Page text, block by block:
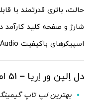
شارژ و صفحه کلید کارآمد
اسپیکرهای باکیفیت MaxxAudio در اختیارتان می‌گذارد.
دل اِلین ور اِریا – 51 ام (DELL Alienware Area 51m)
بهترین لپ تاپ